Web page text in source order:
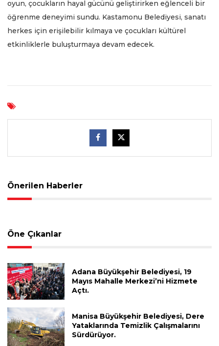
oyun, çocukların hayal gücünü geliştirirken eğlenceli bir
öğrenme deneyimi sundu. Kastamonu Belediyesi, sanatı
herkes için erişilebilir kılmaya ve çocukları kültürel
etkinliklerle buluşturmaya devam edecek.
Önerilen Haberler
Öne Çıkanlar
Adana Büyükşehir Belediyesi, 19
Mayıs Mahalle Merkezi’ni Hizmete
Açtı.
Manisa Büyükşehir Belediyesi, Dere
Yataklarında Temizlik Çalışmalarını
Sürdürüyor.